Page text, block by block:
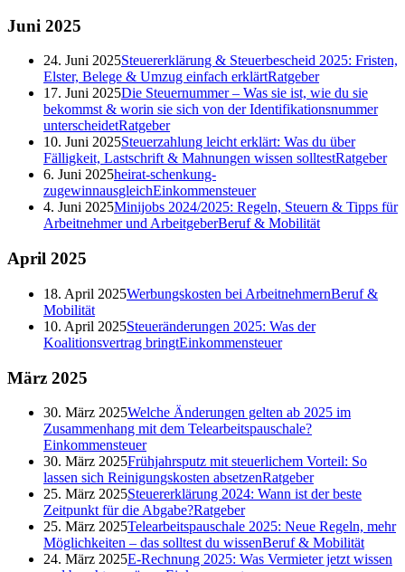
Juni 2025
24. Juni 2025Steuererklärung & Steuerbescheid 2025: Fristen,
Elster, Belege & Umzug einfach erklärtRatgeber
17. Juni 2025Die Steuernummer – Was sie ist, wie du sie
bekommst & worin sie sich von der Identifikationsnummer
unterscheidetRatgeber
10. Juni 2025Steuerzahlung leicht erklärt: Was du über
Fälligkeit, Lastschrift & Mahnungen wissen solltestRatgeber
6. Juni 2025heirat-schenkung-
zugewinnausgleichEinkommensteuer
4. Juni 2025Minijobs 2024/2025: Regeln, Steuern & Tipps für
Arbeitnehmer und ArbeitgeberBeruf & Mobilität
April 2025
18. April 2025Werbungskosten bei ArbeitnehmernBeruf &
Mobilität
10. April 2025Steueränderungen 2025: Was der
Koalitionsvertrag bringtEinkommensteuer
März 2025
30. März 2025Welche Änderungen gelten ab 2025 im
Zusammenhang mit dem Telearbeitspauschale?
Einkommensteuer
30. März 2025Frühjahrsputz mit steuerlichem Vorteil: So
lassen sich Reinigungskosten absetzenRatgeber
25. März 2025Steuererklärung 2024: Wann ist der beste
Zeitpunkt für die Abgabe?Ratgeber
25. März 2025Telearbeitspauschale 2025: Neue Regeln, mehr
Möglichkeiten – das solltest du wissenBeruf & Mobilität
24. März 2025E-Rechnung 2025: Was Vermieter jetzt wissen